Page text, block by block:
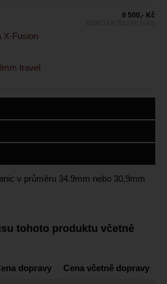
X-Fusion
travel
9 500,- Kč
v průměru 34.9mm nebo 30,9mm
tohoto produktu včetně
dopravy Cena včetně dopravy